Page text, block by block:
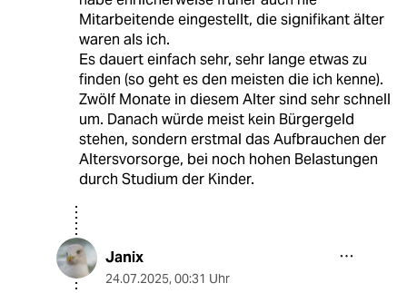
Mitarbeitende eingestellt, die signifikant älter
waren als ich.
Es dauert einfach sehr, sehr lange etwas zu
finden (so geht es den meisten die ich kenne).
Zwölf Monate in diesem Alter sind sehr schnell
um. Danach würde meist kein Bürgergeld
stehen, sondern erstmal das Aufbrauchen der
Altersvorsorge, bei noch hohen Belastungen
durch Studium der Kinder.
Janix
24.07.2025, 00:31 Uhr